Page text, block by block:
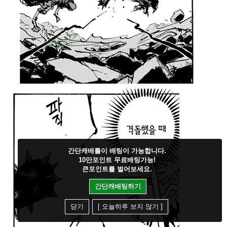
간단캐배틀이 배팅이 가능합니다.
10만포인트 무료배팅가능!
큰포인트를 벌어보세요.
간단캐배팅하기
닫기 [ 오늘하루 보지 않기 ]